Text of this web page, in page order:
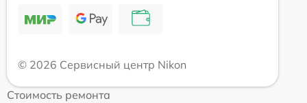
© 2026 Сервисный центр Nikon
Стоимость ремонта